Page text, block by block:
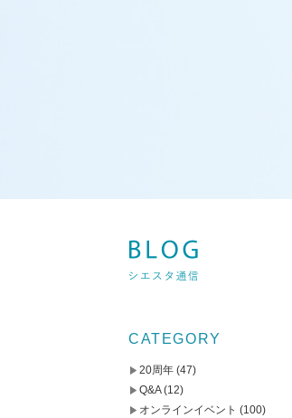
CATEGORY
20周年 (47)
Q&A(12)
オンラインイベント (100)